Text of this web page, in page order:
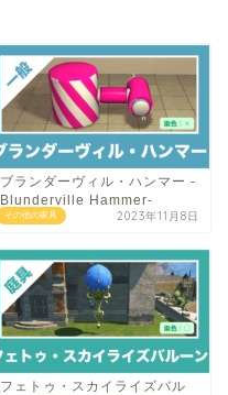
その他の家具
ブランダーヴィル・ハンマー -
Blunderville Hammer-
2023年11月8日
フェトゥ・スカイライズバル